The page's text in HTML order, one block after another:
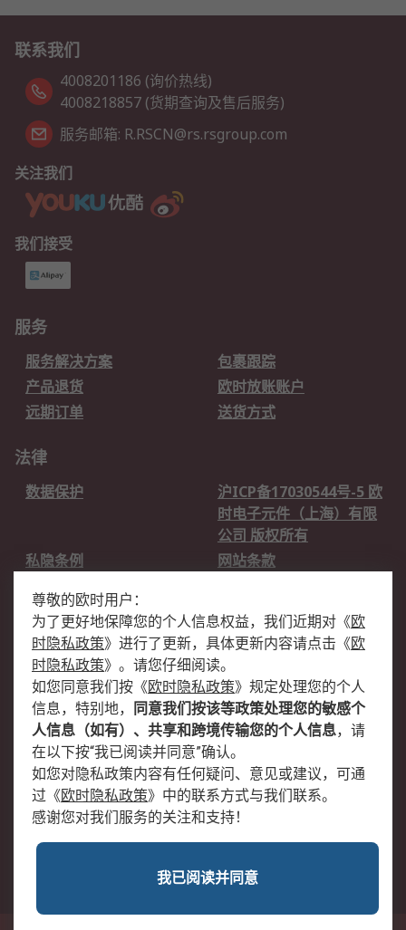
联系我们
4008201186 (询价热线)
4008218857 (货期查询及售后服务)
服务邮箱: R.RSCN@rs.rsgroup.com
关注我们
我们接受
服务
服务解决方案
包裹跟踪
产品退货
欧时放账账户
远期订单
送货方式
法律
数据保护
沪ICP备17030544号-5 欧
时电子元件（上海）有限
公司 版权所有
私隐条例
网站条款
关于欧时
欧时销售条款
账户和付款
企业集团
全球办事处
关于我们
新闻中心
加入我们
沪公网安备 31011502009054号
尊敬的欧时用户：
为了更好地保障您的个人信息权益，我们近期对 《欧
时隐私政策》 进行了更新，具体更新内容请点击 《欧
时隐私政策》 。请您仔细阅读。
如您同意我们按 《欧时隐私政策》 规定处理您的个人
信息，特别地，
同意我们按该等政策处理您的敏感个
人信息（如有）、共享和跨境传输您的个人信息，请
在以下按“我已阅读并同意”确认。
如您对隐私政策内容有任何疑问、意见或建议，可通
过 《欧时隐私政策》 中的联系方式与我们联系。
感谢您对我们服务的关注和支持！
我已阅读并同意